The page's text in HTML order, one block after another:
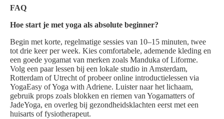
FAQ
Hoe start je met yoga als absolute beginner?
Begin met korte, regelmatige sessies van 10–15 minuten, twee
tot drie keer per week. Kies comfortabele, ademende kleding en
een goede yogamat van merken zoals Manduka of Liforme.
Volg een paar lessen bij een lokale studio in Amsterdam,
Rotterdam of Utrecht of probeer online introductielessen via
YogaEasy of Yoga with Adriene. Luister naar het lichaam,
gebruik props zoals blokken en riemen van Yogamatters of
JadeYoga, en overleg bij gezondheidsklachten eerst met een
huisarts of fysiotherapeut.